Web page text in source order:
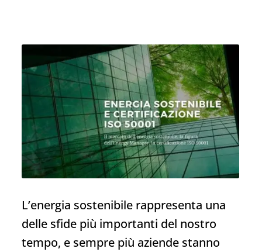
L’energia sostenibile rappresenta una
delle sfide più importanti del nostro
tempo, e sempre più aziende stanno